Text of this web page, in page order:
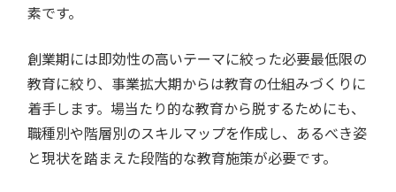
素です。
創業期には即効性の高いテーマに絞った必要最低限の
教育に絞り、事業拡大期からは教育の仕組みづくりに
着手します。場当たり的な教育から脱するためにも、
職種別や階層別のスキルマップを作成し、あるべき姿
と現状を踏まえた段階的な教育施策が必要です。